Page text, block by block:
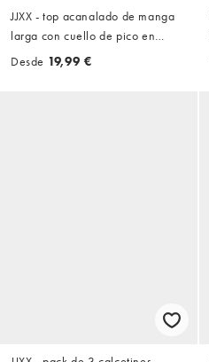
JJXX - top acanalado de manga
larga con cuello de pico en
negro
Desde 19,99 €